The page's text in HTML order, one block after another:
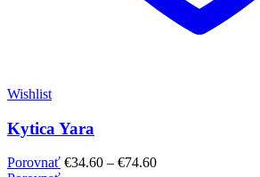
Wishlist
Kytica Yara
Porovnať €34.60 – €74.60